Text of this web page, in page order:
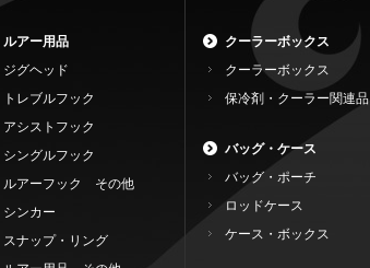
ルアー用品
ジグヘッド
トレブルフック
アシストフック
シングルフック
ルアーフック その他
シンカー
スナップ・リング
クーラーボックス
クーラーボックス
保冷剤・クーラー関連品
バッグ・ケース
バッグ・ポーチ
ロッドケース
ケース・ボックス